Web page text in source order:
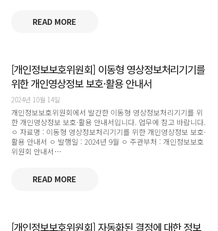
READ MORE
[개인정보보호위원회] 이동형 영상정보처리기기를
위한 개인영상정보 보호·활용 안내서
2024년 10월 14일
개인정보보호위원회에서 발간한 이동형 영상정보처리기기를 위
한 개인영상정보 보호·활용 안내서입니다. 업무에 참고 바랍니다.
ㅇ 자료명 : 이동형 영상정보처리기기를 위한 개인영상정보 보호·
활용 안내서 ㅇ 발행일 : 2024년 9월 ㅇ 주관부처 : 개인정보보호
위원회 안내서…
READ MORE
[개인정보보호위원회] 자동화된 결정에 대한 정보